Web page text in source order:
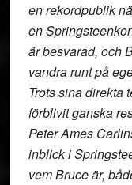
en rekordpublik
en
är besvarad, och
vandra runt på
Trots sina direkta
förblivit ganska
Peter Ames
inblick i
vem Bruce är,